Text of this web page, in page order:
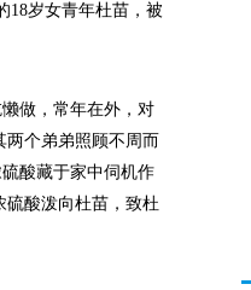
岁女青年杜苗，被
做，常年在外，对
个弟弟照顾不周而
酸藏于家中伺机作
硫酸泼向杜苗，致杜